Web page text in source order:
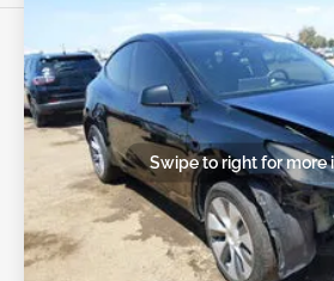
Swipe to right for more